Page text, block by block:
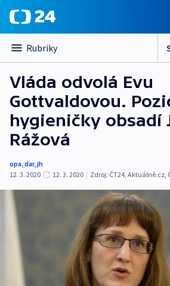
Rubriky
Vláda odvolá Evu
Gottvaldovou.
hygieničky obsadí
Rážová
opa,dar,jh
12. 3. 2020
12. 3. 2020 | Zdroj: ČT24, Aktuálně.cz,